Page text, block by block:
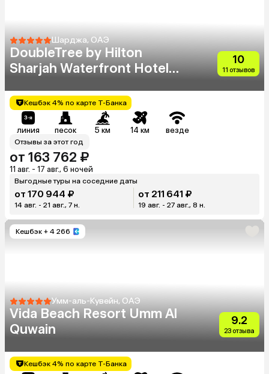
Шарджа, ОАЭ
DoubleTree by Hilton
Sharjah Waterfront Hotel
10
11 отзывов
Кешбэк 4% по карте Т-Банка
линия песок 5 км 14 км везде
Отзывы за этот год
от 163 762 ₽
11 авг. - 17 авг., 6 ночей
Выгодные туры на соседние даты
от 170 944 ₽
14 авг. - 21 авг., 7 н.
от 211 641 ₽
19 авг. - 27 авг., 8 н.
Кешбэк + 4 266
Умм-аль-Кувейн, ОАЭ
Vida Beach Resort Umm Al
Quwain
9.2
23 отзыва
Кешбэк 4% по карте Т-Банка